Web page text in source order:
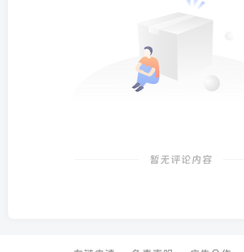
暂无评论内容